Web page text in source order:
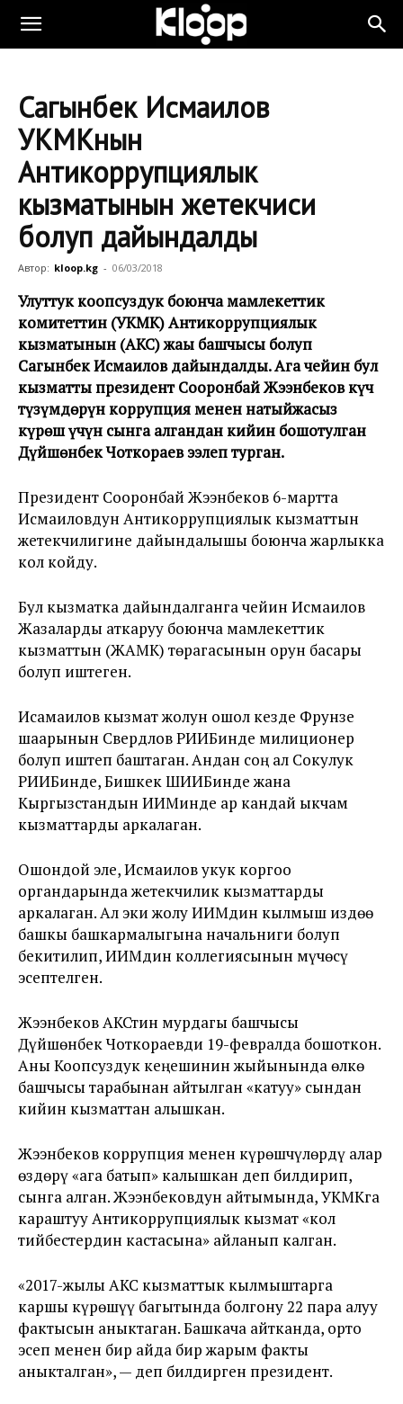
Сагынбек Исмаилов
УКМКнын
Антикоррупциялык
кызматынын жетекчиси
болуп дайындалды
Автор: kloop.kg - 06/03/2018
Улуттук коопсуздук боюнча мамлекеттик
комитеттин (УКМК) Антикоррупциялык
кызматынын (АКС) жаңы башчысы болуп
Сагынбек Исмаилов дайындалды. Ага чейин бул
кызматты президент Сооронбай Жээнбеков күч
түзүмдөрүн коррупция менен натыйжасыз
күрөш үчүн сынга алгандан кийин бошотулган
Дүйшөнбек Чоткораев ээлеп турган.
Президент Сооронбай Жээнбеков 6-мартта
Исмаиловдун Антикоррупциялык кызматтын
жетекчилигине дайындалышы боюнча жарлыкка
кол койду.
Бул кызматка дайындалганга чейин Исмаилов
Жазаларды аткаруу боюнча мамлекеттик
кызматтын (ЖАМК) төрагасынын орун басары
болуп иштеген.
Исамаилов кызмат жолун ошол кезде Фрунзе
шаарынын Свердлов РИИБинде милиционер
болуп иштеп баштаган. Андан соң ал Сокулук
РИИБинде, Бишкек ШИИБинде жана
Кыргызстандын ИИМинде ар кандай ыкчам
кызматтарды аркалаган.
Ошондой эле, Исмаилов укук коргоо
органдарында жетекчилик кызматтарды
аркалаган. Ал эки жолу ИИМдин кылмыш издөө
башкы башкармалыгына начальниги болуп
бекитилип, ИИМдин коллегиясынын мүчөсү
эсептелген.
Жээнбеков АКСтин мурдагы башчысы
Дүйшөнбек Чоткораевди 19-февралда бошоткон.
Аны Коопсуздук кеңешинин жыйынында өлкө
башчысы тарабынан айтылган «катуу» сындан
кийин кызматтан алышкан.
Жээнбеков коррупция менен күрөшчүлөрдү алар
өздөрү «ага батып» калышкан деп билдирип,
сынга алган. Жээнбековдун айтымында, УКМКга
караштуу Антикоррупциялык кызмат «кол
тийбестердин кастасына» айланып калган.
«2017-жылы АКС кызматтык кылмыштарга
каршы күрөшүү багытында болгону 22 пара алуу
фактысын аныктаган. Башкача айтканда, орто
эсеп менен бир айда бир жарым факты
аныкталган», — деп билдирген президент.